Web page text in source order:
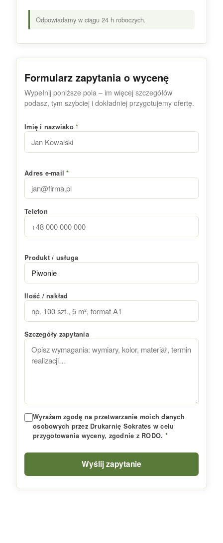
Odpowiadamy w ciągu 24 h roboczych.
Formularz zapytania o wycenę
Wypełnij poniższe pola – im więcej szczegółów
podasz, tym szybciej i dokładniej przygotujemy ofertę.
Imię i nazwisko*
Adres e-mail*
Telefon
Produkt / usługa
Ilość / nakład
Szczegóły zapytania
Wyrażam zgodę na przetwarzanie moich danych
osobowych przez Drukarnię Sokrates w celu
przygotowania wyceny, zgodnie z RODO. *
Wyślij zapytanie